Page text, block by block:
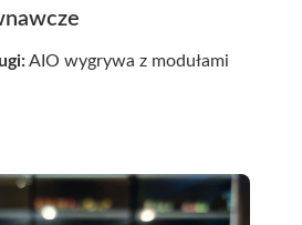
AIO wygrywa z modułami